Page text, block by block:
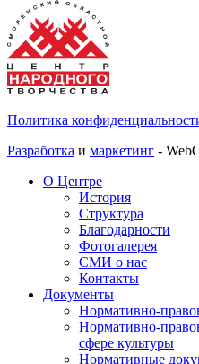
Политика
Разработка и маркетинг -
О Центре
История
Структура
Благодарности
Фотогалерея
СМИ о нас
Контакты
Документы
Нормативно-
Нормативно-
сфере культуры
Нормативные